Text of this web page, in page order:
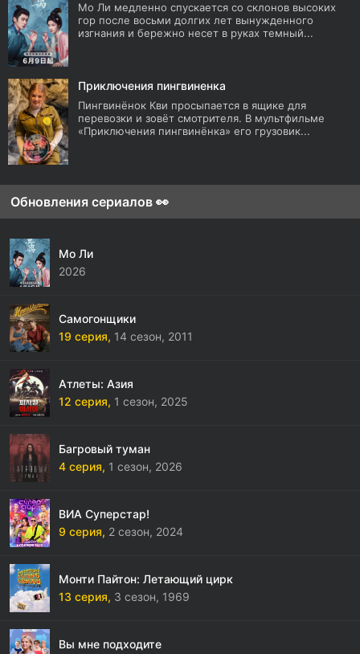
Мо Ли медленно спускается со склонов высоких
гор после восьми долгих лет вынужденного
изгнания и бережно несет в руках темный...
Приключения пингвиненка
Пингвинёнок Кви просыпается в ящике для
перевозки и зовёт смотрителя. В мультфильме
«Приключения пингвинёнка» его грузовик...
Обновления сериалов 👀
Мо Ли
2026
Самогонщики
19 серия, 14 сезон, 2011
Атлеты: Азия
12 серия, 1 сезон, 2025
Багровый туман
4 серия, 1 сезон, 2026
ВИА Суперстар!
9 серия, 2 сезон, 2024
Монти Пайтон: Летающий цирк
13 серия, 3 сезон, 1969
Вы мне подходите